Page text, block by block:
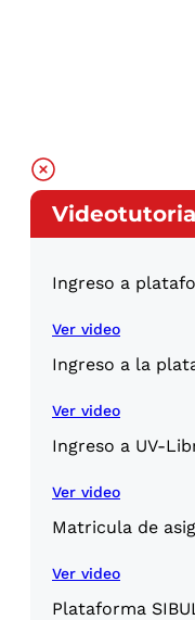
Ingreso a
Ver video
Ingreso a la
Ver video
Ingreso a UV-
Ver video
Matricula de
Ver video
Plataforma